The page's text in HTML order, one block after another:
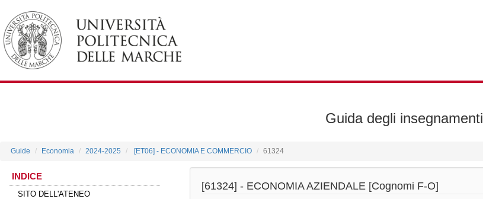
Guida degli insegnamenti
Guide Economia 2024-2025 [ET06] - ECONOMIA E COMMERCIO 61324
INDICE
SITO DELL'ATENEO
[61324] - ECONOMIA AZIENDALE [Cognomi F-O]